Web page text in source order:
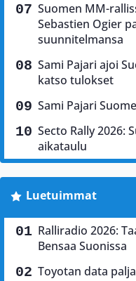
Suomen MM-
Sebastien Ogier
suunnitelmansa
Sami Pajari ajoi
katso tulokset
Sami Pajari
Secto Rally 2026:
aikataulu
Luetuimmat
Ralliradio 2026:
Bensaa Suonissa
Toyotan data